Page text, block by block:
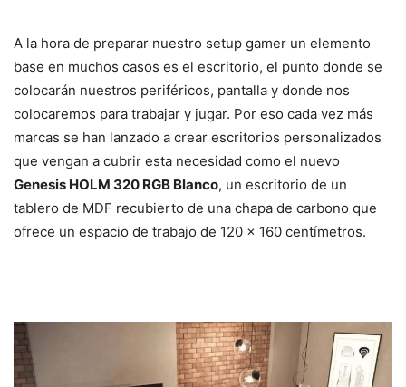
A la hora de preparar nuestro setup gamer un elemento
base en muchos casos es el escritorio, el punto donde se
colocarán nuestros periféricos, pantalla y donde nos
colocaremos para trabajar y jugar. Por eso cada vez más
marcas se han lanzado a crear escritorios personalizados
que vengan a cubrir esta necesidad como el nuevo
Genesis HOLM 320 RGB Blanco, un escritorio de un
tablero de MDF recubierto de una chapa de carbono que
ofrece un espacio de trabajo de 120 x 160 centímetros.